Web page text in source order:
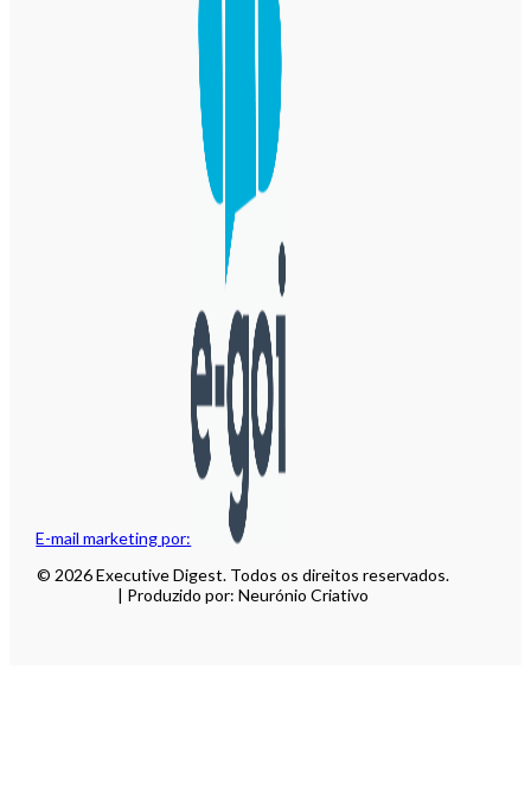
E-mail marketing por:
© 2026 Executive Digest. Todos os direitos reservados.
| Produzido por: Neurónio Criativo